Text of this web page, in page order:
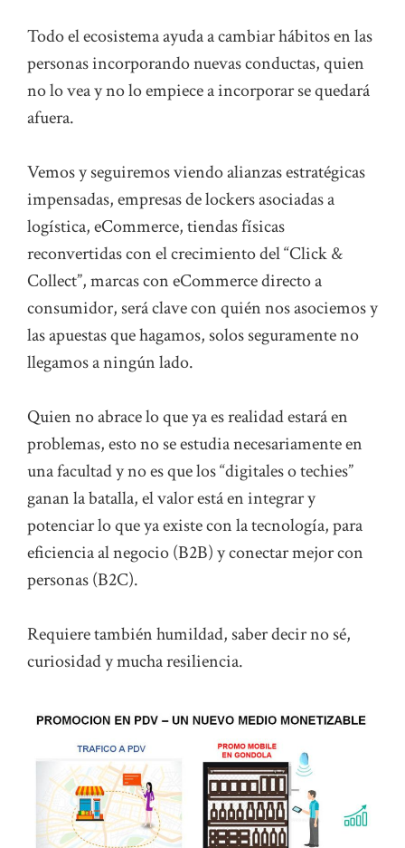
Todo el ecosistema ayuda a cambiar hábitos en las
personas incorporando nuevas conductas, quien
no lo vea y no lo empiece a incorporar se quedará
afuera.
Vemos y seguiremos viendo alianzas estratégicas
impensadas, empresas de lockers asociadas a
logística, eCommerce, tiendas físicas
reconvertidas con el crecimiento del “Click &
Collect”, marcas con eCommerce directo a
consumidor, será clave con quién nos asociemos y
las apuestas que hagamos, solos seguramente no
llegamos a ningún lado.
Quien no abrace lo que ya es realidad estará en
problemas, esto no se estudia necesariamente en
una facultad y no es que los “digitales o techies”
ganan la batalla, el valor está en integrar y
potenciar lo que ya existe con la tecnología, para
eficiencia al negocio (B2B) y conectar mejor con
personas (B2C).
Requiere también humildad, saber decir no sé,
curiosidad y mucha resiliencia.